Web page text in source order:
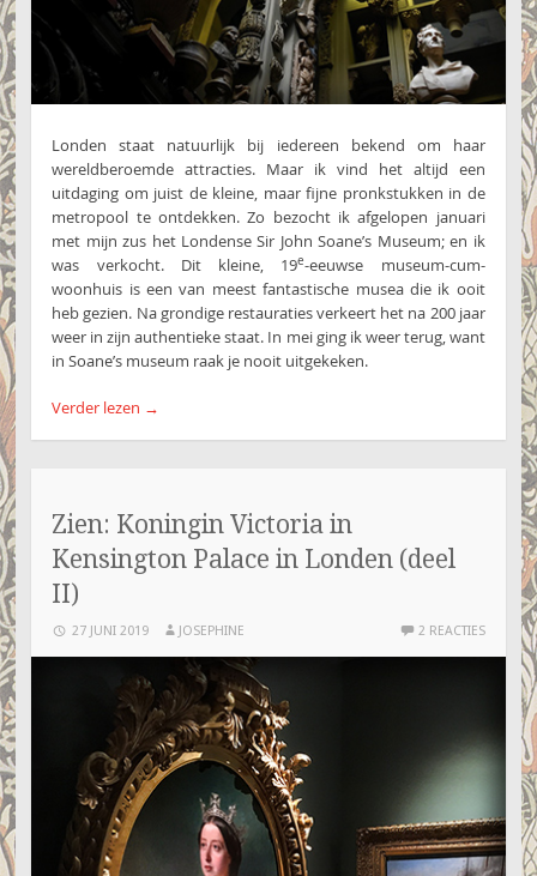
Londen staat natuurlijk bij iedereen bekend om haar
wereldberoemde attracties. Maar ik vind het altijd een
uitdaging om juist de kleine, maar fijne pronkstukken in de
metropool te ontdekken. Zo bezocht ik afgelopen januari
met mijn zus het Londense Sir John Soane’s Museum; en ik
was verkocht. Dit kleine, 19e-eeuwse museum-cum-
woonhuis is een van meest fantastische musea die ik ooit
heb gezien. Na grondige restauraties verkeert het na 200 jaar
weer in zijn authentieke staat. In mei ging ik weer terug, want
in Soane’s museum raak je nooit uitgekeken.
Verder lezen →
Zien: Koningin Victoria in
Kensington Palace in Londen (deel
II)
27 JUNI 2019 JOSEPHINE 2 REACTIES